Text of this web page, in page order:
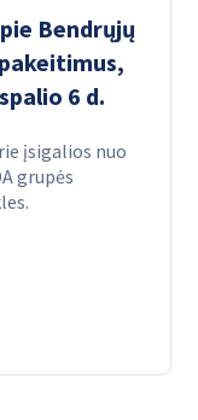
Bendrųjų
6 d.
įsigalios nuo
grupės